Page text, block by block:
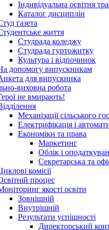
Індивідуальна освітня
Каталог дисциплін
газета
життя
Студрада коледжу
Студрада гуртожитку
Культура і відпочинок
допомогу випускникам
для випускника
виховна робота
не вмирають!
Механізації сільського
Електрифікація і
Економіки та права
Маркетинг
Облік і
Секретарська та
комісії
процес
якості освіти
Зовнішній
Внутрішній
Результати успішності
Директорський